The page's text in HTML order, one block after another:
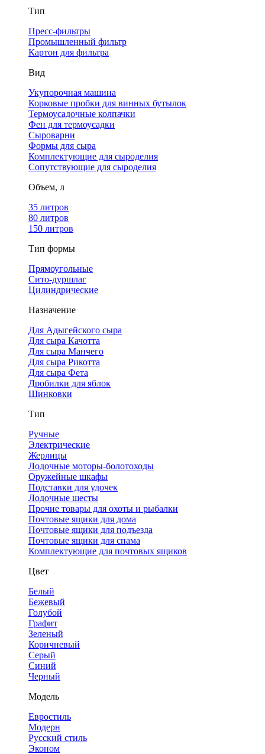
Тип
Пресс-фильтры
Промышленный фильтр
Картон для фильтра
Вид
Укупорочная машина
Корковые пробки для винных бутылок
Термоусадочные колпачки
Фен для термоусадки
Сыроварни
Формы для сыра
Комплектующие для сыроделия
Сопутствующие для сыроделия
Объем, л
35 литров
80 литров
150 литров
Тип формы
Прямоугольные
Сито-дуршлаг
Цилиндрические
Назначение
Для Адыгейского сыра
Для сыра Качотта
Для сыра Манчего
Для сыра Рикотта
Для сыра Фета
Дробилки для яблок
Шинковки
Тип
Ручные
Электрические
Жерлицы
Лодочные моторы-болотоходы
Оружейные шкафы
Подставки для удочек
Лодочные шесты
Прочие товары для охоты и рыбалки
Почтовые ящики для дома
Почтовые ящики для подъезда
Почтовые ящики для спама
Комплектующие для почтовых ящиков
Цвет
Белый
Бежевый
Голубой
Графит
Зеленый
Коричневый
Серый
Синий
Черный
Модель
Евростиль
Модерн
Русский стиль
Эконом